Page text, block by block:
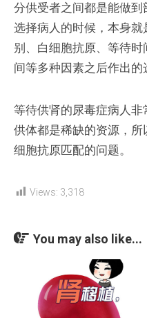
分供受者之间都是能做
选择病人的时候，本身
别、白细胞抗原、等待
间等多种因素之后作出的
等待供肾的尿毒症病人非
供体都是稀缺的资源，
细胞抗原匹配的问题。
Views: 3,318
You may also like...